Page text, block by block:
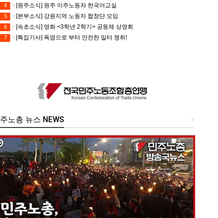
4 [원주소식] 원주 이주노동자 한국어교실
5 [본부소식] 강원지역 노동자 합창단 모임
6 [속초소식] 영화 <3학년 2학기> 공동체 상영회
7 [특집기사] 폭염으로 부터 안전한 일터 쟁취!
+
노총 뉴스 NEWS